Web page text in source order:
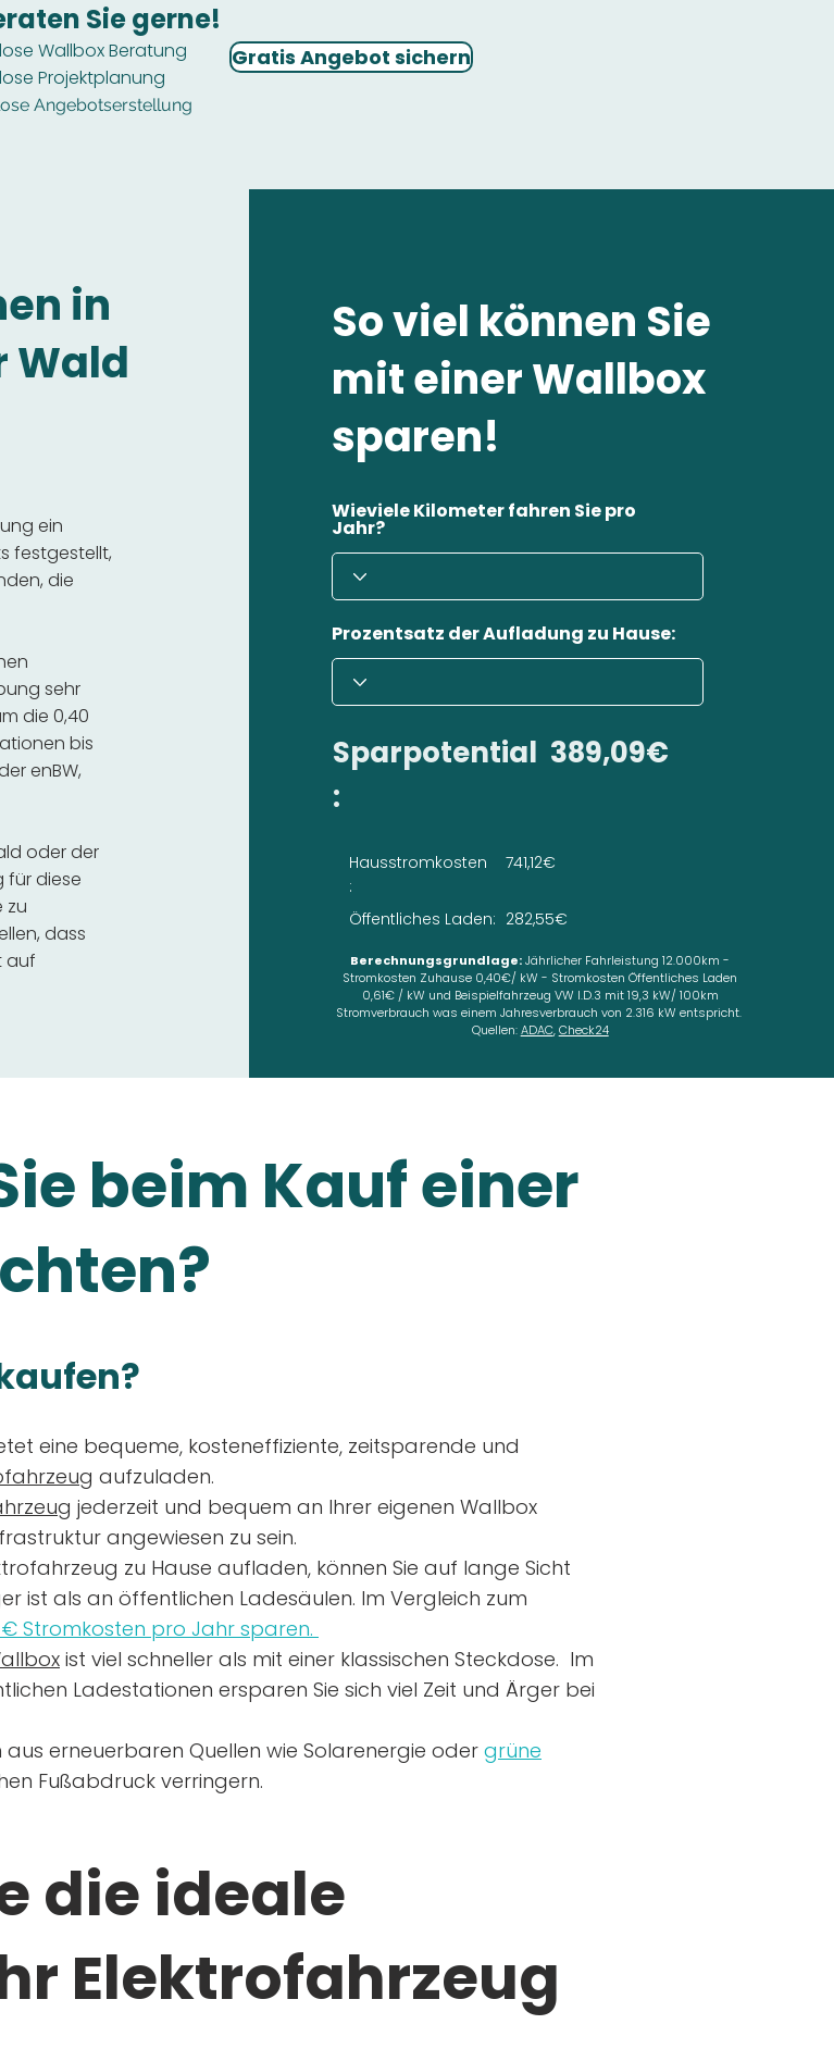
Sie gerne!
Wallbox Beratung
Projektplanung
Angebotserstellung
Gratis Angebot sichern
in
Wald
ein
festgestellt,
die
sehr
die 0,40
bis
enBW,
oder der
für diese
zu
dass
auf
So viel können Sie
mit einer Wallbox
sparen!
Wieviele Kilometer fahren Sie pro
Jahr?
Prozentsatz der Aufladung zu Hause:
Sparpotential
:
389,09€
Hausstromkosten
:
Öffentliches Laden:
741,12€
282,55€
Berechnungsgrundlage:Jährlicher Fahrleistung 12.000km -
Stromkosten Zuhause 0,40€/ kW - Stromkosten Öffentliches Laden
0,61€ / kW und Beispielfahrzeug VW I.D.3 mit 19,3 kW/ 100km
Stromverbrauch was einem Jahresverbrauch von 2.316 kW entspricht.
Quellen:ADAC,Check24
beim Kauf einer
eine bequeme, kosteneffiziente, zeitsparende und
aufzuladen.
jederzeit und bequem an Ihrer eigenen Wallbox
angewiesen zu sein.
zu Hause aufladen, können Sie auf lange Sicht
ist als an öffentlichen Ladesäulen. Im Vergleich zum
€ Stromkosten pro Jahr sparen.
ist viel schneller als mit einer klassischen Steckdose. Im
Ladestationen ersparen Sie sich viel Zeit und Ärger bei
aus erneuerbaren Quellen wie Solarenergie oder grüne
Fußabdruck verringern.
die ideale
Elektrofahrzeug